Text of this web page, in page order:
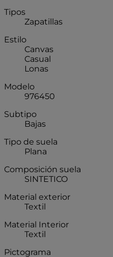
Tipos
Zapatillas
Estilo
Canvas
Casual
Lonas
Modelo
976450
Subtipo
Bajas
Tipo de suela
Plana
Composición suela
SINTETICO
Material exterior
Textil
Material Interior
Textil
Pictograma